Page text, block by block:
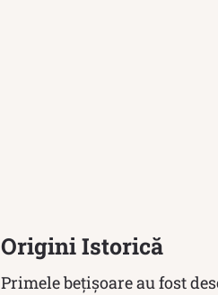
Origini Istorică
Primele bețișoare au fost